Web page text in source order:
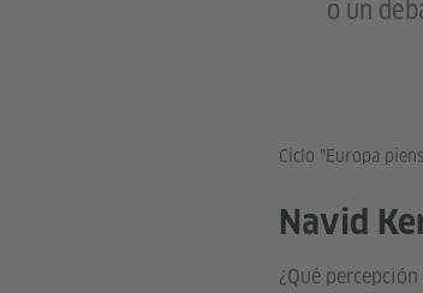
o un
Ciclo "Europa
Navid
¿Qué